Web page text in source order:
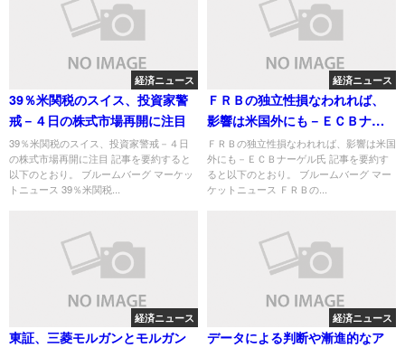
経済ニュース
39％米関税のスイス、投資家警
戒－４日の株式市場再開に注目
39％米関税のスイス、投資家警戒－４日
の株式市場再開に注目 記事を要約すると
以下のとおり。 ブルームバーグ マーケッ
トニュース 39％米関税...
経済ニュース
ＦＲＢの独立性損なわれれば、
影響は米国外にも－ＥＣＢナー
ゲル氏
ＦＲＢの独立性損なわれれば、影響は米国
外にも－ＥＣＢナーゲル氏 記事を要約す
ると以下のとおり。 ブルームバーグ マー
ケットニュース ＦＲＢの...
経済ニュース
東証、三菱モルガンとモルガン
経済ニュース
データによる判断や漸進的なア